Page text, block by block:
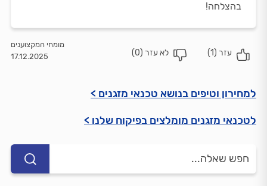
בהצלחה!
1
)
0
)
מומחי המקצוענים
17.12.2025
למחירון וטיפים בנושא טכנאי מזגנים >
לטכנאי מזגנים מומלצים בפיקוח שלנו >